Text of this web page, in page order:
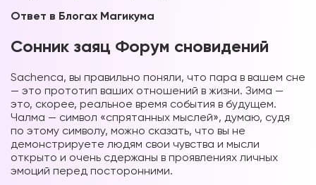
Ответ в Блогах Магикума
Сонник заяц Форум сновидений
Sachenca, вы правильно поняли, что пара в вашем сне
— это прототип ваших отношений в жизни. Зима —
это, скорее, реальное время события в будущем.
Чалма — символ «спрятанных мыслей», думаю, судя
по этому символу, можно сказать, что вы не
демонстрируете людям свои чувства и мысли
открыто и очень сдержаны в проявлениях личных
эмоций перед посторонними.